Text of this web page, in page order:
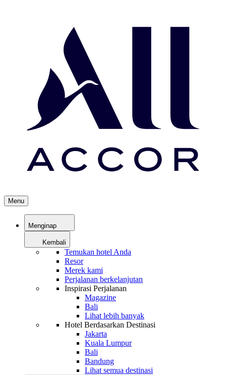
Menu
Menginap
Kembali
Temukan hotel Anda
Resor
Merek kami
Perjalanan berkelanjutan
Inspirasi Perjalanan
Magazine
Bali
Lihat lebih banyak
Hotel Berdasarkan Destinasi
Jakarta
Kuala Lumpur
Bali
Bandung
Lihat semua destinasi